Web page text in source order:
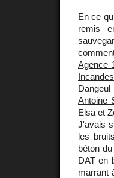
En ce
remis
Agence
Dangeul
Antoine
Elsa et
J'avais
les
béton
DAT en
marrant